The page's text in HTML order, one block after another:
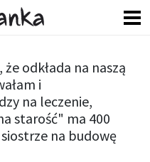
odkłada na naszą
i
na leczenie,
starość" ma 400
na budowę